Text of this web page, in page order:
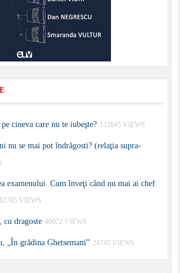
cineva care nu te iubeşte? 132845 VIEWS
nu se mai pot îndrăgosti? (relaţia supra-
examenului. Cum înveţi când nu mai ai chef
82785 VIEWS
cu dragoste 40072 VIEWS
„În grădina Ghetsemani” 24745 VIEWS